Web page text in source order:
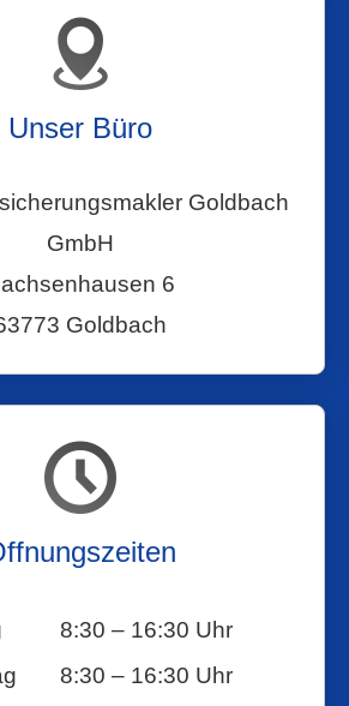
Unser Büro
Goldbach
GmbH
6
Goldbach
8:30 – 16:30 Uhr
8:30 – 16:30 Uhr